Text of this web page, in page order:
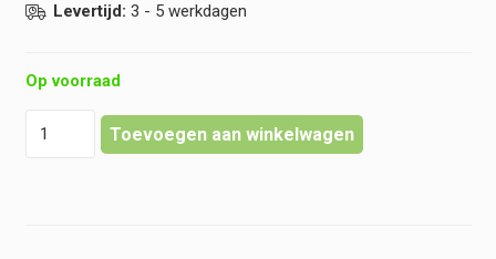
Levertijd: 3 - 5 werkdagen
Op voorraad
Toevoegen aan winkelwagen